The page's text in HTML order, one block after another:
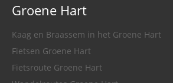
Groene Hart
Kaag en Braassem in het Groene Hart
Fietsen Groene Hart
Fietsroute Groene Hart